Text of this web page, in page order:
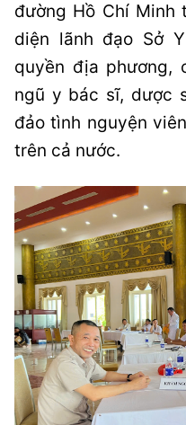
đường Hồ Chí Minh
diện lãnh đạo Sở
quyền địa phương,
ngũ y bác sĩ, dược
đảo tình nguyện
trên cả nước.